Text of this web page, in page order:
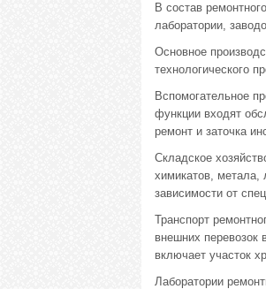
В состав
лаборатории,
Основное
технологического
Вспомогательное
функции входят
ремонт и заточка
Складское
химикатов, метала,
зависимости от
Транспорт
внешних перевозок
включает участок
Лаборатории